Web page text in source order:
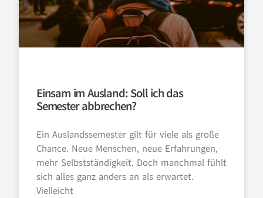
Einsam im Ausland: Soll ich das
Semester abbrechen?
Ein Auslandssemester gilt für viele als große
Chance. Neue Menschen, neue Erfahrungen,
mehr Selbstständigkeit. Doch manchmal fühlt
sich alles ganz anders an als erwartet.
Vielleicht